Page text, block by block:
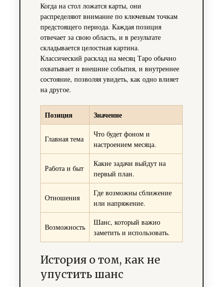
Когда на стол ложатся карты, они
распределяют внимание по ключевым точкам
предстоящего периода. Каждая позиция
отвечает за свою область, и в результате
складывается целостная картина.
Классический расклад на месяц Таро обычно
охватывает и внешние события, и внутреннее
состояние, позволяя увидеть, как одно влияет
на другое.
Позиция Значение
Главная тема
Что будет фоном и
настроением месяца.
Работа и быт
Какие задачи выйдут на
первый план.
Отношения
Где возможны сближение
или напряжение.
Возможность
Шанс, который важно
заметить и использовать.
История о том, как не
упустить шанс